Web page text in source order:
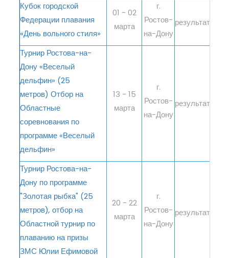
Кубок городской
Федерации плавания
«День вольного стиля»
01 - 02
марта
г.
Ростов-
на-Дону
результаты
Турнир Ростова-на-
Дону «Веселый
дельфин» (25
метров) Отбор на
Областные
соревнования по
программе «Веселый
дельфин»
13 - 15
марта
г.
Ростов-
на-Дону
результаты
Турнир Ростова-на-
Дону по программе
"Золотая рыбка" (25
метров),отбор на
Областной турнир по
плаванию на призы
ЗМС Юлии Ефимовой
20 - 22
марта
г.
Ростов-
на-Дону
результаты